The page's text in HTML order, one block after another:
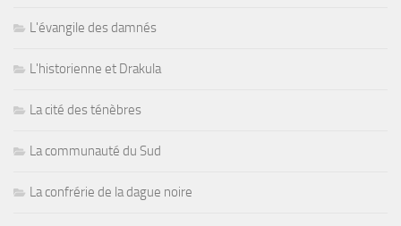
L'évangile des damnés
L'historienne et Drakula
La cité des ténèbres
La communauté du Sud
La confrérie de la dague noire